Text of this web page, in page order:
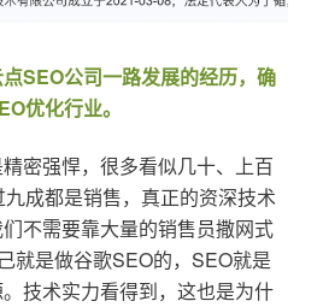
SEO公司一路发展的经历，确
优化行业。
密强悍，很多看似几十、上百
成都是销售，真正的资深技术
不需要靠大量的销售员撒网式
就是做谷歌SEO的，SEO就是
技术实力看得到，这也是为什